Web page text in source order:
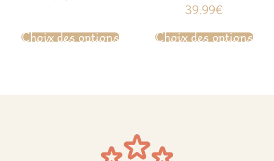
sur 5
Choix des options
5.00
sur 5
39.99€
Choix des options